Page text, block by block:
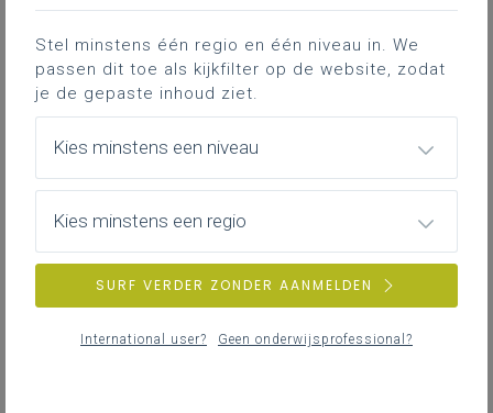
Stel minstens één regio en één niveau in. We
passen dit toe als kijkfilter op de website, zodat
je de gepaste inhoud ziet.
Kies minstens een niveau
Kies minstens een regio
SURF VERDER ZONDER AANMELDEN
International user? Geen onderwijsprofessional?